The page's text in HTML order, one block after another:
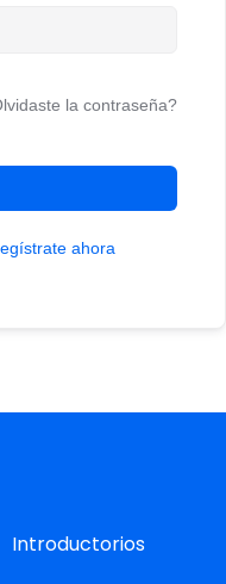
la contraseña?
ahora
Introductorios